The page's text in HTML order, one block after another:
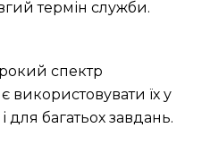
термін служби.
спектр
використовувати їх у
для багатьох завдань.